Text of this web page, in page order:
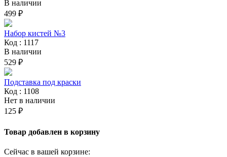
В наличии
499 ₽
Набор кистей №3
Код : 1117
В наличии
529 ₽
Подставка под краски
Код : 1108
Нет в наличии
125 ₽
Товар добавлен в корзину
Сейчас в вашей корзине: